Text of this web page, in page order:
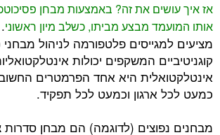
את זה? באמצעות מבחן פסיכוטכני אינטרנטי
מבצע מביתו, כשלב מיון ראשוני. אנחנו
פלטפורמה לניהול מבחני כישורים
המשקפים יכולות אינטלקטואליות. רמה
היא אחד הפרמטרים החשובים ביותר
וכמעט לכל תפקיד.
(לדוגמה) הם מבחן סדרות צורניות,